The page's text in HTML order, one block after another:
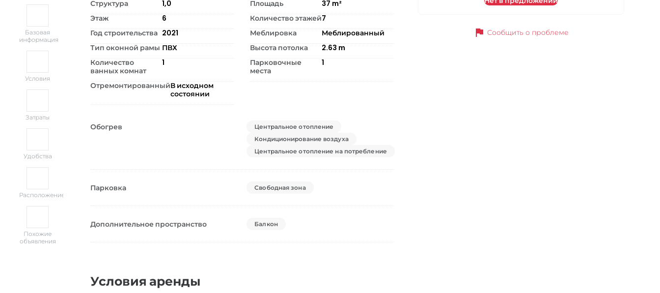
Базовая
информация
Условия
Затраты
Удобства
Расположение
Похожие
объявления
Структура 1,0 Площадь 37 m²
Этаж
6 Количество этажей7
Год строительства 2021 Меблировка
Меблированный
Тип оконной рамы ПВХ Высота потолка 2.63 m
Количество
ванных комнат
1
Парковочные
места
1
ОтремонтированныйВ исходном
состоянии
Обогрев
Центральное отопление
Кондиционирование воздуха
Центральное отопление на потребление
Парковка Свободная зона
Дополнительное пространство Балкон
Условия аренды
flag Сообщить о проблеме